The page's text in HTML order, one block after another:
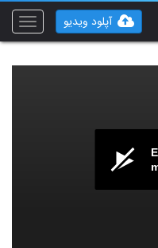
Toggle
آپلود ویدیو